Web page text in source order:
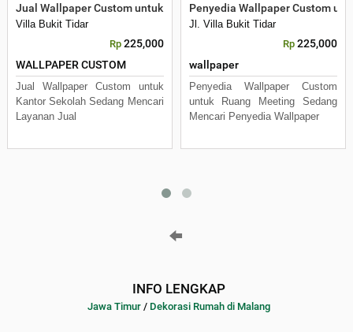
Jual Wallpaper Custom untuk Kantor Sekolah
Villa Bukit Tidar
Rp 225,000
WALLPAPER CUSTOM
Jual Wallpaper Custom untuk
Kantor Sekolah Sedang Mencari
Layanan Jual
Penyedia Wallpaper Custom
Jl. Villa Bukit Tidar
Rp 225,000
wallpaper
Penyedia Wallpaper Custom
untuk Ruang Meeting Sedang
Mencari Penyedia Wallpaper
INFO LENGKAP
Jawa Timur / Dekorasi Rumah di Malang